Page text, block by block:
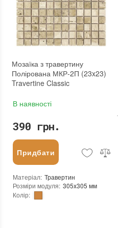
Країна виробника: Україна
Бренд: AquaMo
Тип поверхні: Глянцева
новий
Мозаїка з травертину
Полірована МКР-2П (23x23)
Travertine Classic
В наявності
390 грн.
Придбати
Матеріал: Травертин
Розміри модуля: 305x305 мм
Колір: